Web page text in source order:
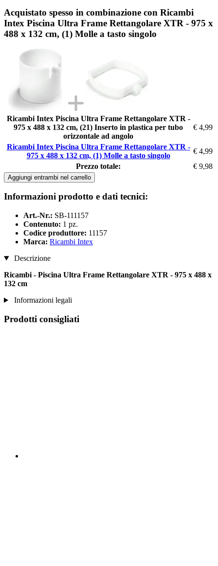
Acquistato spesso in combinazione con Ricambi
Intex Piscina Ultra Frame Rettangolare XTR - 975 x
488 x 132 cm, (1) Molle a tasto singolo
Ricambi Intex Piscina Ultra Frame Rettangolare XTR -
975 x 488 x 132 cm, (21) Inserto in plastica per tubo
orizzontale ad angolo
€ 4,99
Ricambi Intex Piscina Ultra Frame Rettangolare XTR -
975 x 488 x 132 cm, (1) Molle a tasto singolo
€ 4,99
Prezzo totale:
€ 9,98
Aggiungi entrambi nel carrello
Informazioni prodotto e dati tecnici:
Art.-Nr.: SB-111157
Contenuto: 1 pz.
Codice produttore: 11157
Marca: Ricambi Intex
Descrizione
Ricambi - Piscina Ultra Frame Rettangolare XTR - 975 x 488 x
132 cm
Informazioni legali
Prodotti consigliati